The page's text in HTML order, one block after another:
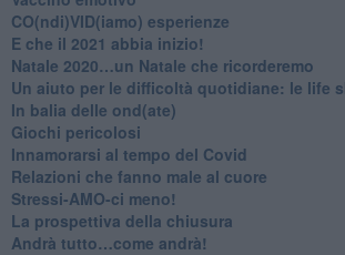
CO(ndi)VID(iamo) esperienze
​E che il 2021 abbia inizio!
​Natale 2020…un Natale che ricorderemo
Un aiuto per le difficoltà quotidiane: le life
​In balia delle ond(ate)
Giochi pericolosi
Innamorarsi al tempo del Covid
​Relazioni che fanno male al cuore
​Stressi-AMO-ci meno!
​La prospettiva della chiusura
​Andrà tutto…come andrà!